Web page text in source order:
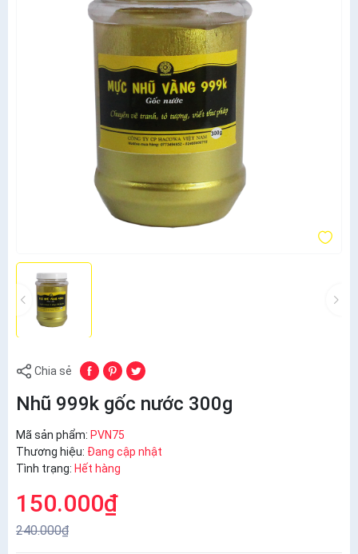
Chia sẻ
Nhũ 999k gốc nước 300g
Mã sản phẩm: PVN75
Thương hiệu: Đang cập nhật
Tình trạng: Hết hàng
150.000₫
240.000₫